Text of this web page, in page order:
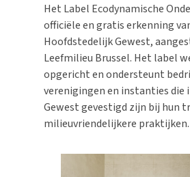
Het Label Ecodynamische
officiëleengratiserkenning
Hoofdstedelijk Gewest,
Leefmilieu Brussel. Het label
opgericht en ondersteunt
verenigingen en instanties die
Gewest gevestigd zijn bij hun
milieuvriendelijkere praktijken.